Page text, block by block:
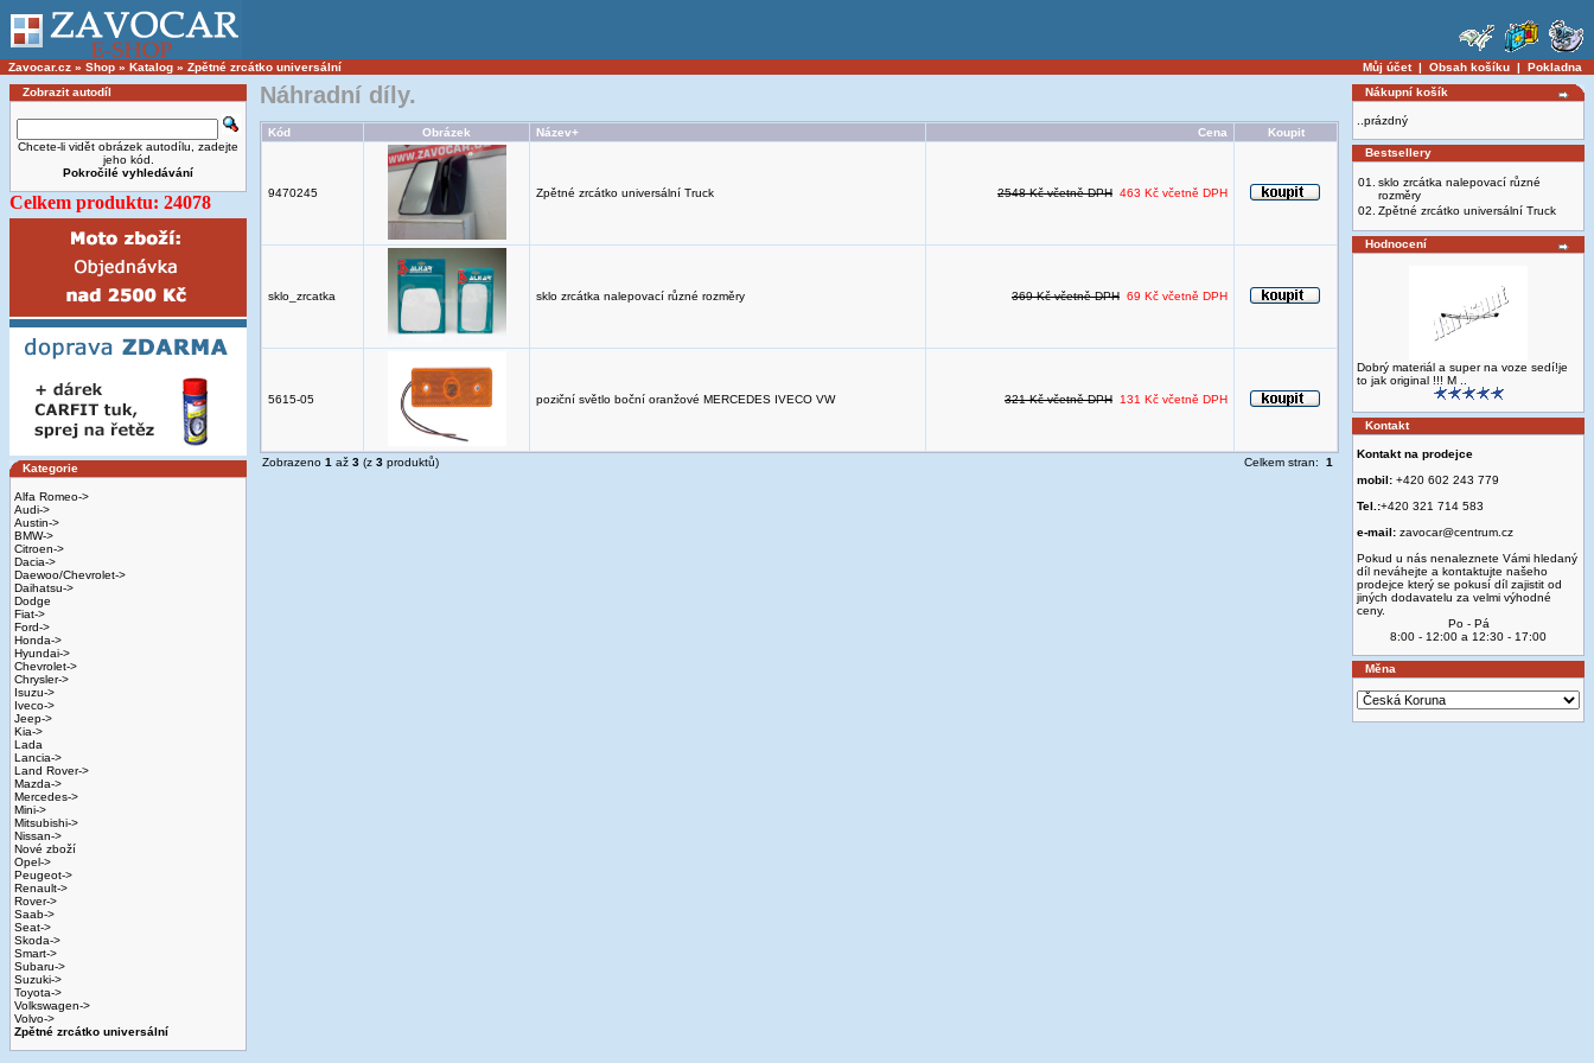
Zavocar.cz » Shop » Katalog » Zpětné zrcátko universální Můj účet| Obsah košíku | Pokladna
Zobrazit autodíl
Chcete-li vidět obrázek autodílu, zadejte
jeho kód.
Pokročilé vyhledávání
Celkem produktu: 24078
Kategorie
Alfa Romeo->
Audi->
Austin->
BMW->
Citroen->
Dacia->
Daewoo/Chevrolet->
Daihatsu->
Dodge
Fiat->
Ford->
Honda->
Hyundai->
Chevrolet->
Chrysler->
Isuzu->
Iveco->
Jeep->
Kia->
Lada
Lancia->
Land Rover->
Mazda->
Mercedes->
Mini->
Mitsubishi->
Nissan->
Nové zboží
Opel->
Peugeot->
Renault->
Rover->
Saab->
Seat->
Skoda->
Smart->
Subaru->
Suzuki->
Toyota->
Volkswagen->
Volvo->
Zpětné zrcátko universální
Náhradní díly.
Kód Obrázek Název+ Cena Koupit
9470245 Zpětné zrcátko universální Truck 2548 Kč včetně DPH 463 Kč včetně DPH
sklo_zrcatka sklo zrcátka nalepovací různé rozměry 369 Kč včetně DPH 69 Kč včetně DPH
5615-05 poziční světlo boční oranžové MERCEDES IVECO VW 321 Kč včetně DPH 131 Kč včetně DPH
Zobrazeno 1 až 3 (z 3 produktů) Celkem stran: 1
Nákupní košík
..prázdný
Bestsellery
01.
sklo zrcátka nalepovací různé
rozměry
02. Zpětné zrcátko universální Truck
Hodnocení
Dobrý materiál a super na voze sedí!je
to jak original !!! M ..
Kontakt
Kontakt na prodejce
mobil: +420 602 243 779
Tel.:+420 321 714 583
e-mail: zavocar@centrum.cz
Pokud u nás nenaleznete Vámi hledaný
díl neváhejte a kontaktujte našeho
prodejce který se pokusí díl zajistit od
jiných dodavatelu za velmi výhodné
ceny.
Po - Pá
8:00 - 12:00 a 12:30 - 17:00
Měna